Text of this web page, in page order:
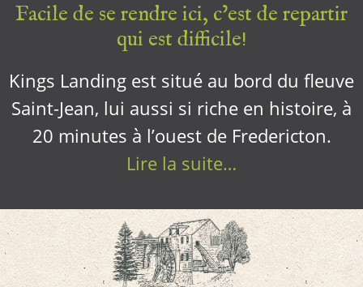
Facile de se rendre ici, c’est de repartir
qui est difficile!
Kings Landing est situé au bord du fleuve
Saint-Jean, lui aussi si riche en histoire, à
20 minutes à l’ouest de Fredericton.
Lire la suite…